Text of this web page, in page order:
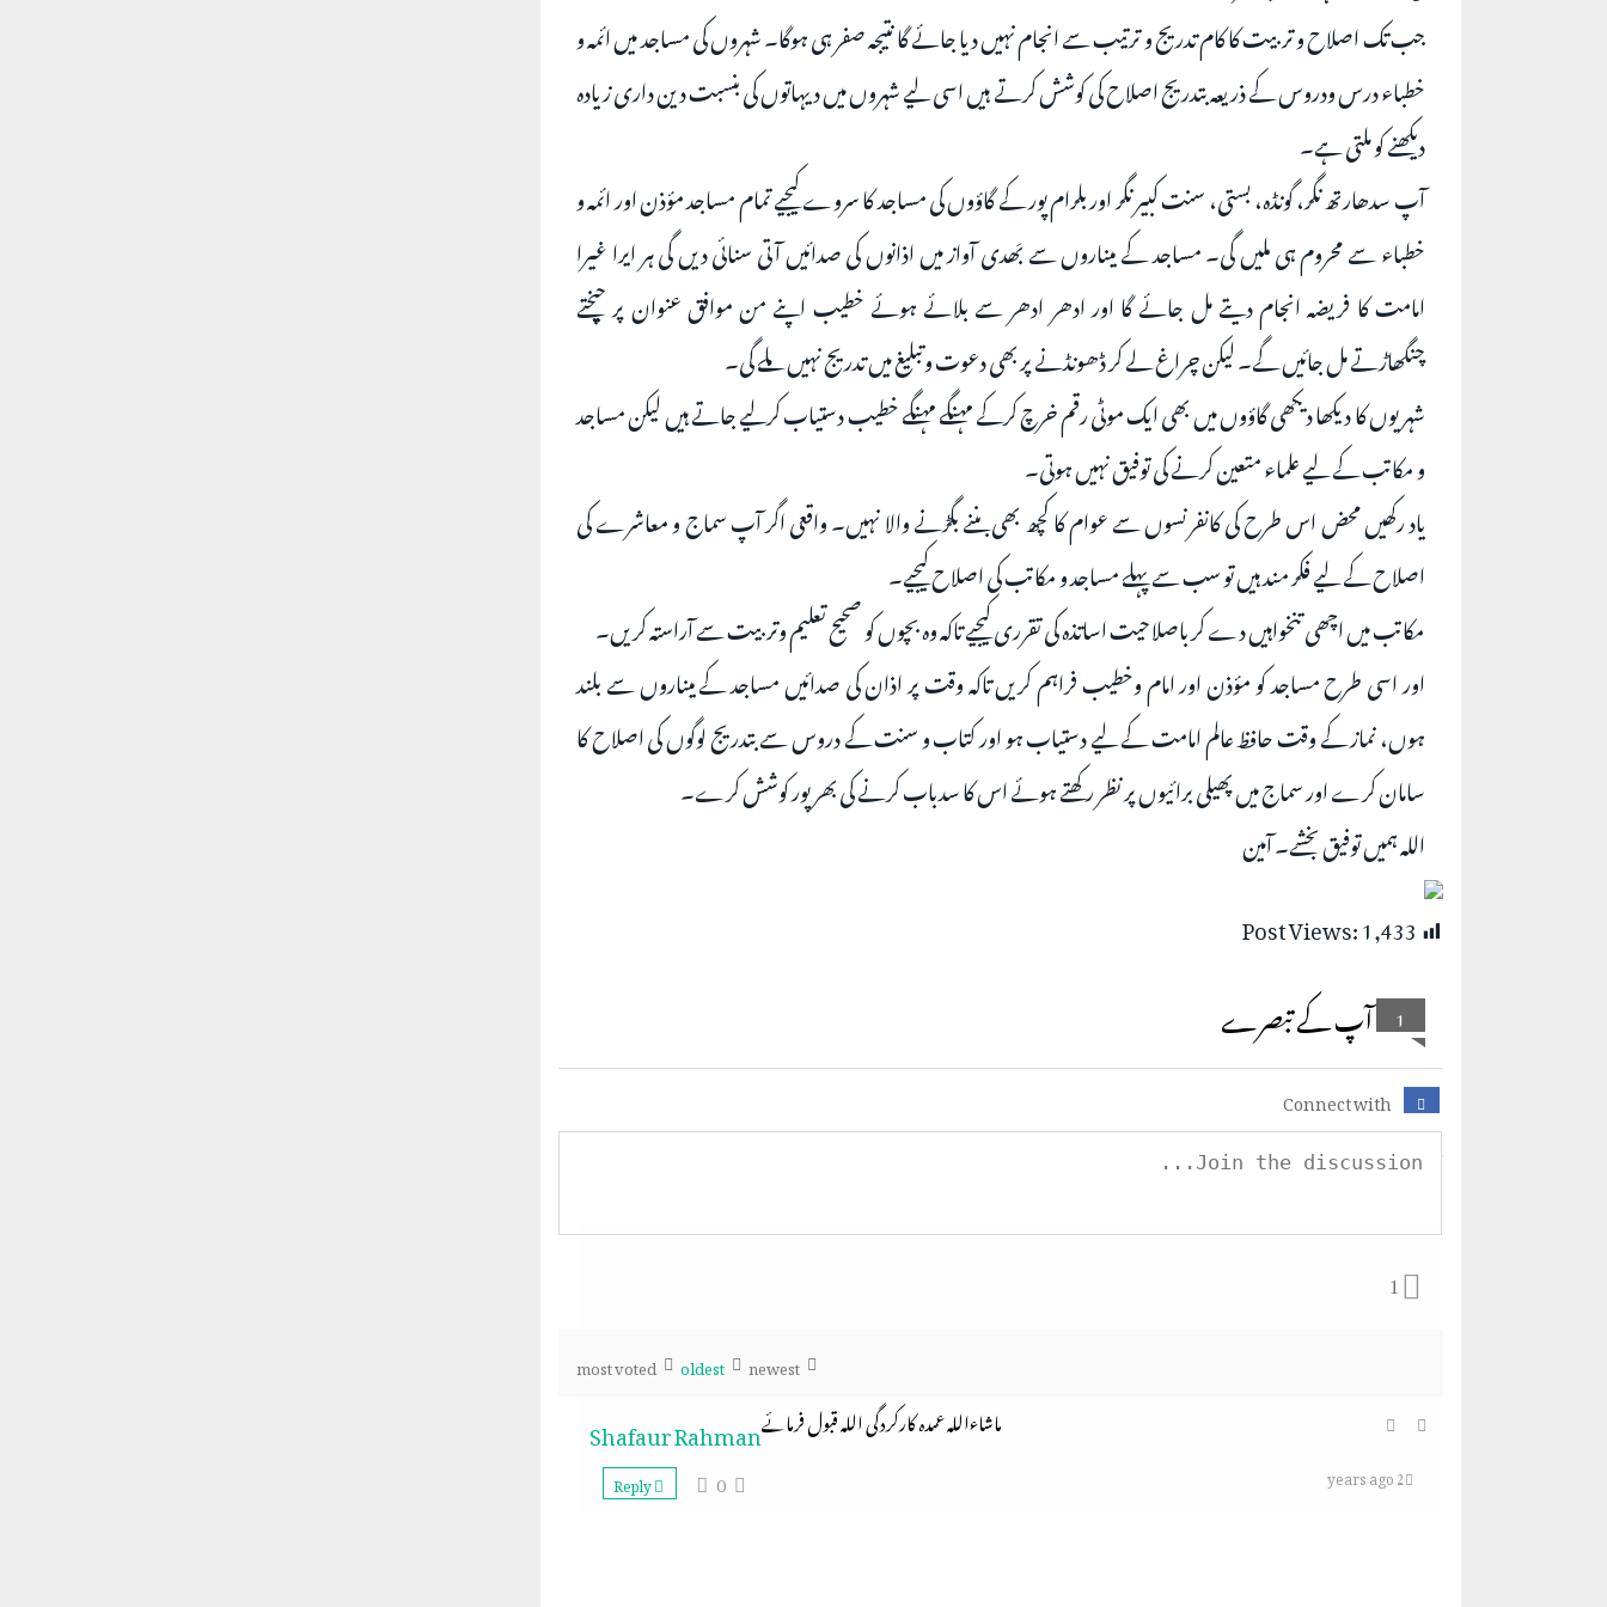
جب تک اصلاح و تربیت کا کام تدریج و ترتیب سے انجام نہیں دیا جائے گا نتیجہ صفر ہی ہوگا۔ شہروں کی مساجد میں ائمہ و
خطباء درس ودروس کے ذریعہ بتدریج اصلاح کی کوشش کرتے ہیں اسی لیے شہروں میں دیہاتوں کی بنسبت دین داری زیادہ
دیکھنے کو ملتی ہے۔
آپ سدھارتھ نگر، گونڈہ، بستی، سنت کبیر نگر اور بلرام پور کے گاؤوں کی مساجد کا سروے کیجیے تمام مساجد مؤذن اور ائمہ و
خطباء سے محروم ہی ملیں گی۔ مساجد کے میناروں سے بَھدی آواز میں اذانوں کی صدائیں آتی سنائی دیں گی ہر ایرا غیرا
امامت کا فریضہ انجام دیتے مل جائے گا اور ادھر ادھر سے بلائے ہوئے خطیب اپنے من موافق عنوان پر چیختے
چنگھاڑتے مل جائیں گے۔ لیکن چراغ لے کر ڈھونڈنے پر بھی دعوت وتبلیغ میں تدریج نہیں ملے گی۔
شہریوں کا دیکھا دیکھی گاؤوں میں بھی ایک موٹی رقم خرچ کرکے مہنگے مہنگے خطیب دستیاب کرلیے جاتے ہیں لیکن مساجد
و مکاتب کے لیے علماء متعین کرنے کی توفیق نہیں ہوتی۔
یاد رکھیں محض اس طرح کی کانفرنسوں سے عوام کا کچھ بھی بننے بگڑنے والا نہیں۔ واقعی اگر آپ سماج و معاشرے کی
اصلاح کے لیے فکر مند ہیں تو سب سے پہلے مساجد و مکاتب کی اصلاح کیجیے۔
مکاتب میں اچھی تنخواہیں دے کر باصلاحیت اساتذہ کی تقرری کیجیے تاکہ وہ بچوں کو صحیح تعلیم وتربیت سے آراستہ کریں۔
اور اسی طرح مساجد کو مؤذن اور امام وخطیب فراہم کریں تاکہ وقت پر اذان کی صدائیں مساجد کے میناروں سے بلند
ہوں، نماز کے وقت حافظ عالم امامت کے لیے دستیاب ہو اور کتاب و سنت کے دروس سے بتدریج لوگوں کی اصلاح کا
سامان کرے اور سماج میں پھیلی برائیوں پر نظر رکھتے ہوئے اس کا سدباب کرنے کی بھر پور کوشش کرے۔
اللہ ہمیں توفیق بخشے۔ آمین
Post Views:1,433
1 آپ کے تبصرے
Connect with
1
newest
oldest
most voted
Shafaur Rahmanماشاءاللہ عمدہ کارکردگی اللہ قبول فرمائے
0
2 years ago